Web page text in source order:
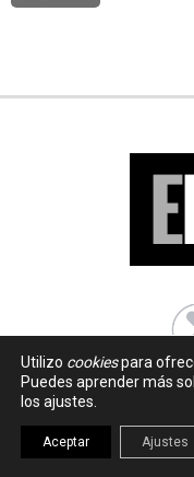
Utilizo cookiespara
Puedes aprender más
los ajustes.
Aceptar Ajustes